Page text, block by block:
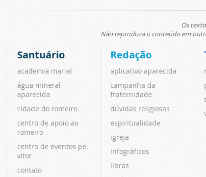
Os
Não reproduza o conteúdo em
Santuário
academia marial
água mineral
aparecida
cidade do romeiro
centro de apoio ao
romeiro
centro de eventos pe.
vitor
contato
Redação
aplicativo aparecida
campanha da
fraternidade
dúvidas religiosas
espiritualidade
igreja
infográficos
libras